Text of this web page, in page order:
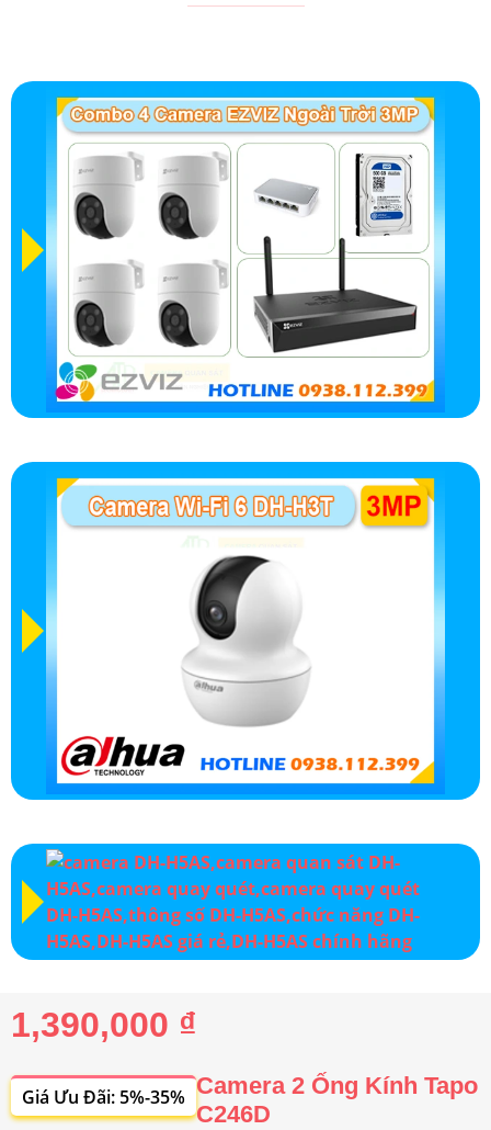
1,390,000 ₫
Giá Ưu Đãi: 5%-35% Camera 2 Ống Kính Tapo
C246D